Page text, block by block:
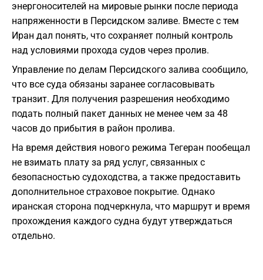
энергоносителей на мировые рынки после периода
напряженности в Персидском заливе. Вместе с тем
Иран дал понять, что сохраняет полный контроль
над условиями прохода судов через пролив.
Управление по делам Персидского залива сообщило,
что все суда обязаны заранее согласовывать
транзит. Для получения разрешения необходимо
подать полный пакет данных не менее чем за 48
часов до прибытия в район пролива.
На время действия нового режима Тегеран пообещал
не взимать плату за ряд услуг, связанных с
безопасностью судоходства, а также предоставить
дополнительное страховое покрытие. Однако
иранская сторона подчеркнула, что маршрут и время
прохождения каждого судна будут утверждаться
отдельно.